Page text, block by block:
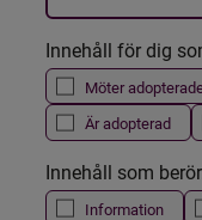
Innehåll för dig
Möter
Är adopterad
Innehåll som
Information